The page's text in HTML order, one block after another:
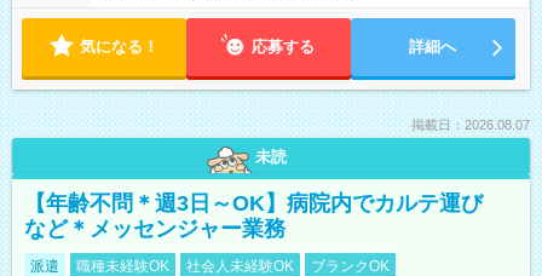
気になる！ 応募する 詳細へ
掲載日：2026.08.07
未読
【年齢不問＊週3日～OK】病院内でカルテ運び
など＊メッセンジャー業務
派遣 職種未経験OK 社会人未経験OK
ブランクOK